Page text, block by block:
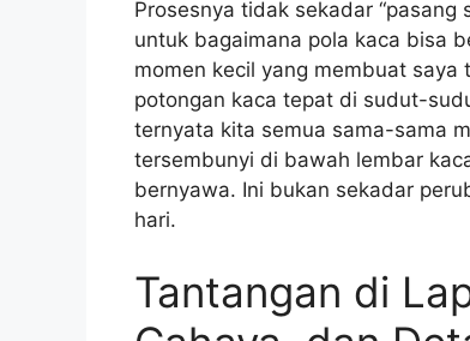
Prosesnya tidak sekadar
untuk bagaimana pola kaca bisa
momen kecil yang membuat
potongan kaca tepat di sudut-
ternyata kita semua sama-sama
tersembunyi di bawah lembar
bernyawa. Ini bukan sekadar
hari.
Tantangan di